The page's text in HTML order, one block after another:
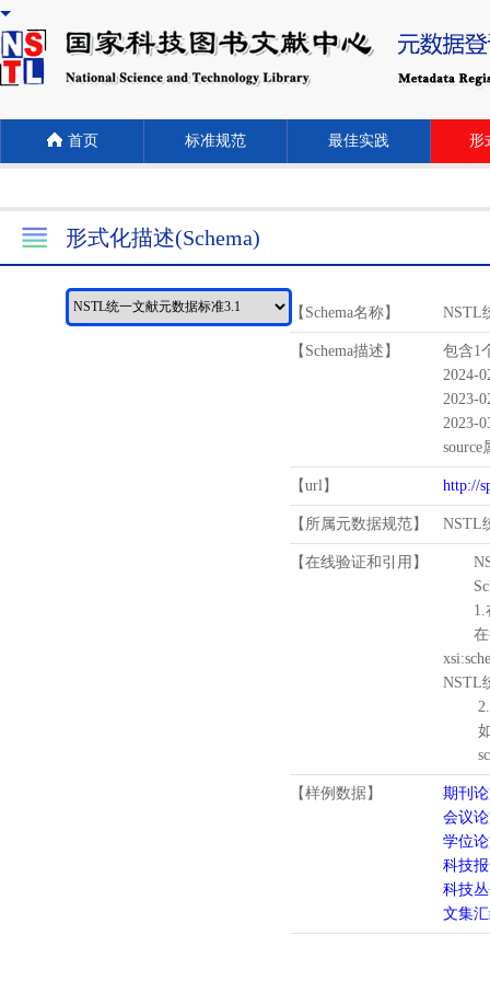
首页 标准规范 最佳实践 形
形式化描述(Schema)
【Schema名称】 NSTL
【Schema描述】
包含1
2024-
2023-
2023-
source
【url】 http://
【所属元数据规范】 NSTL
【在线验证和引用】
1.
在待
NSTL
2.
如需
【样例数据】
期刊
会议
学位
科技
科技
文集